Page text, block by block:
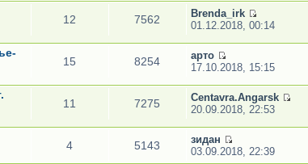
12 7562
Brenda_irk
01.12.2018, 00:14
15 8254
арто
17.10.2018, 15:15
11 7275
Centavra.Angarsk
20.09.2018, 22:53
4 5143
зидан
03.09.2018, 22:39